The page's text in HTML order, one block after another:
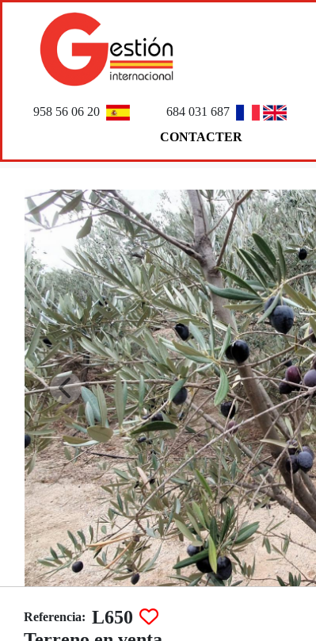
958 56 06 20
684 031 687
CONTACTER
Referencia: L650